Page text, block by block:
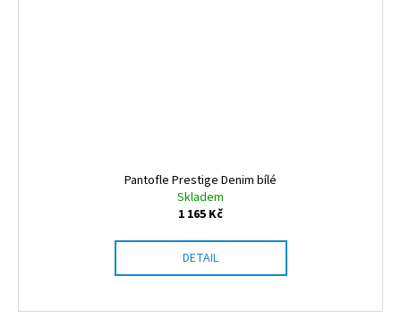
Pantofle Prestige Denim bílé
Skladem
1 165 Kč
DETAIL